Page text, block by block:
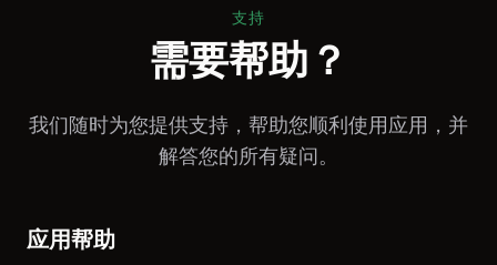
支持
需要帮助？
我们随时为您提供支持，帮助您顺利使用应用，并
解答您的所有疑问。
应用帮助